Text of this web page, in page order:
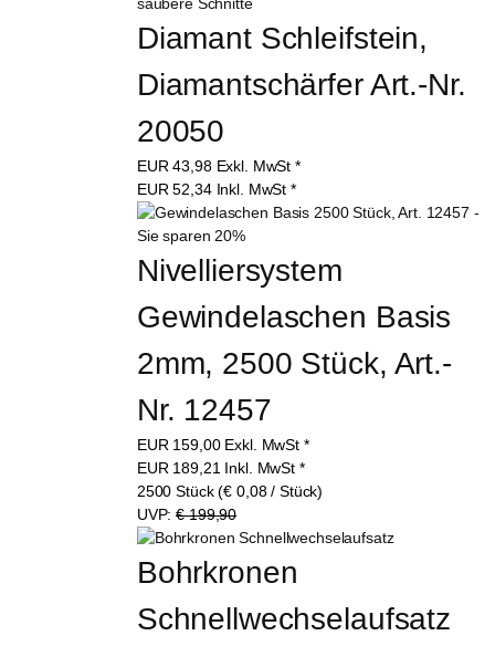
Diamant Schleifstein,
Diamantschärfer Art.-Nr.
20050
EUR43,98 Exkl. MwSt *
EUR52,34 Inkl. MwSt *
Nivelliersystem
Gewindelaschen Basis
2mm, 2500 Stück, Art.-
Nr. 12457
EUR 159,00 Exkl. MwSt *
EUR 189,21 Inkl. MwSt *
2500 Stück (€ 0,08 / Stück)
UVP:€ 199,90
Bohrkronen
Schnellwechselaufsatz